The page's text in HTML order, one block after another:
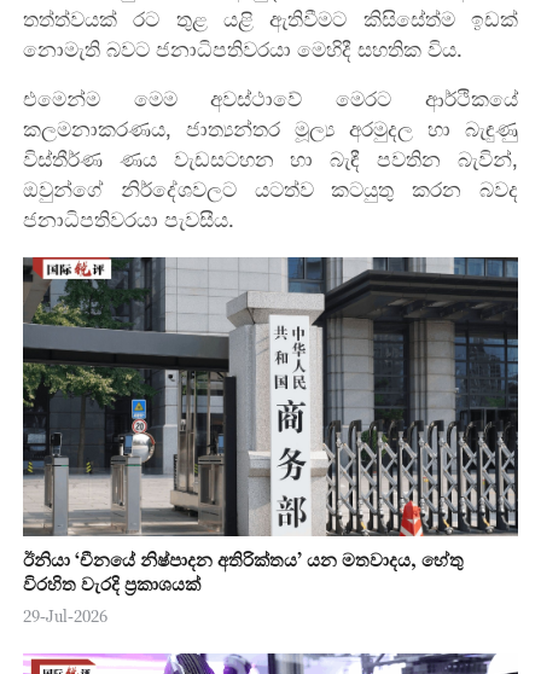
තත්ත්වයක් රට තුළ යළි ඇතිවීමට කිසිසේත්ම ඉඩක්
නොමැති බවට ජනාධිපතිවරයා මෙහිදී සහතික විය.
එමෙන්ම මෙම අවස්ථාවේ මෙරට ආර්ථිකයේ
කලමනාකරණය, ජාත්‍යන්තර මූල්‍ය අරමුදල හා බැඳුණු
විස්තීර්ණ ණය වැඩසටහන හා බැඳී පවතින බැවින්,
ඔවුන්ගේ නිර්දේශවලට යටත්ව කටයුතු කරන බවද
ජනාධිපතිවරයා පැවසීය.
ඊනියා ‘චීනයේ නිෂ්පාදන අතිරික්තය’ යන මතවාදය, හේතු
විරහිත වැරදි ප්‍රකාශයක්
29-Jul-2026